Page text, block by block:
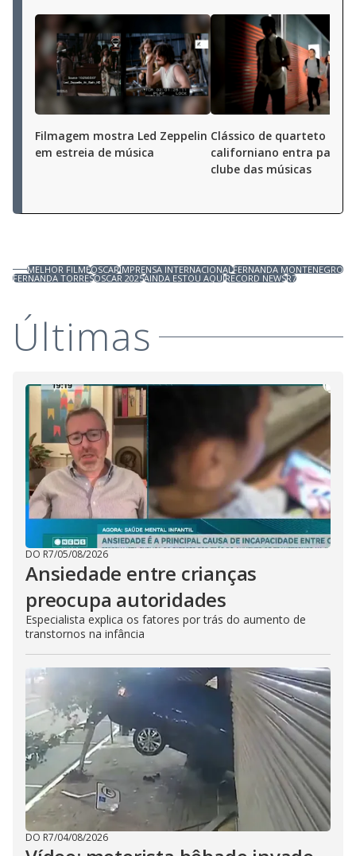
Filmagem mostra Led Zeppelin
em estreia de música
Clássico de quarteto
californiano entra para
clube das músicas
MELHOR FILMEOSCARIMPRENSA INTERNACIONALFERNANDA MONTENEGRO
FERNANDA TORRESOSCAR 2025AINDA ESTOU AQUIRECORD NEWSR7
Últimas
DO R7/05/08/2026
Ansiedade entre crianças
preocupa autoridades
Especialista explica os fatores por trás do aumento de
transtornos na infância
DO R7/04/08/2026